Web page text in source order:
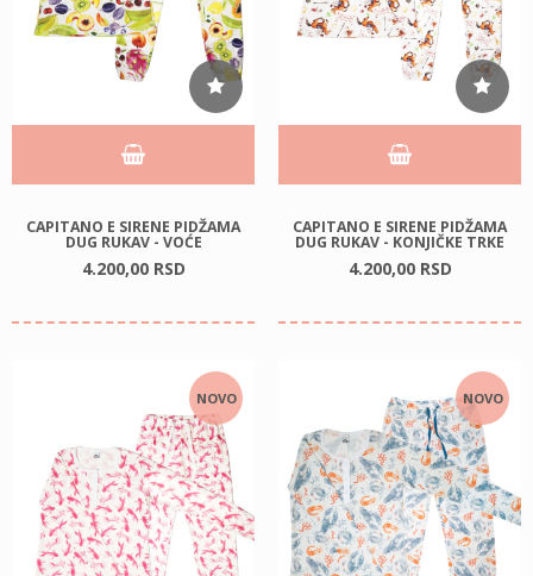
CAPITANO E SIRENE PIDŽAMA
DUG RUKAV - VOĆE
4.200,00 RSD
CAPITANO E SIRENE PIDŽAMA
DUG RUKAV - KONJIČKE TRKE
4.200,00 RSD
NOVO NOVO